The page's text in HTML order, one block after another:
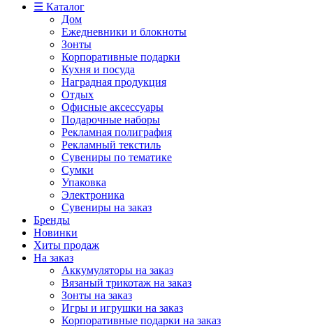
☰ Каталог
Дом
Ежедневники и блокноты
Зонты
Корпоративные подарки
Кухня и посуда
Наградная продукция
Отдых
Офисные аксессуары
Подарочные наборы
Рекламная полиграфия
Рекламный текстиль
Сувениры по тематике
Сумки
Упаковка
Электроника
Сувениры на заказ
Бренды
Новинки
Хиты продаж
На заказ
Аккумуляторы на заказ
Вязаный трикотаж на заказ
Зонты на заказ
Игры и игрушки на заказ
Корпоративные подарки на заказ